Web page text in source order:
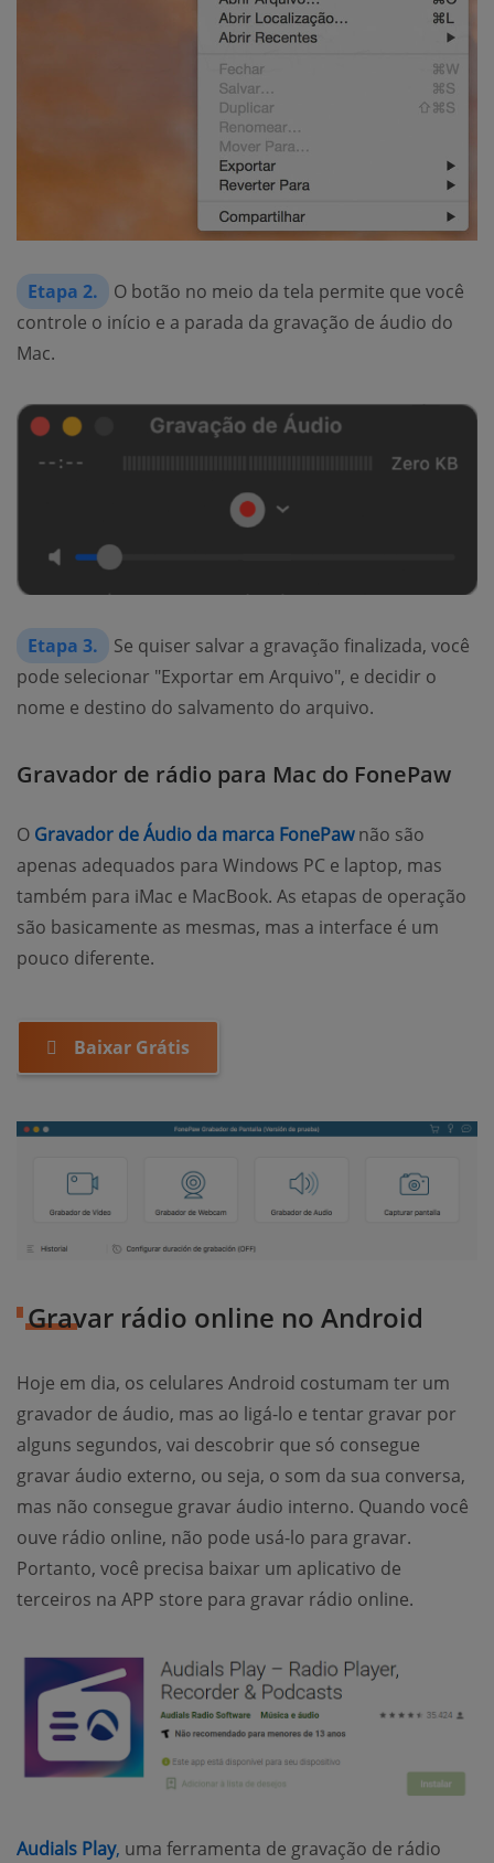
Etapa 2.
O botão no meio da tela permite que você
controle o início e a parada da gravação de áudio do
Mac.
Etapa 3.
Se quiser salvar a gravação finalizada, você
pode selecionar "Exportar em Arquivo", e decidir o
nome e destino do salvamento do arquivo.
Gravador de rádio para Mac do FonePaw
O Gravador de Áudio da marca FonePawnão são
apenas adequados para Windows PC e laptop, mas
também para iMac e MacBook. As etapas de operação
são basicamente as mesmas, mas a interface é um
pouco diferente.
Baixar Grátis
Gravar rádio online no Android
Hoje em dia, os celulares Android costumam ter um
gravador de áudio, mas ao ligá-lo e tentar gravar por
alguns segundos, vai descobrir que só consegue
gravar áudio externo, ou seja, o som da sua conversa,
mas não consegue gravar áudio interno. Quando você
ouve rádio online, não pode usá-lo para gravar.
Portanto, você precisa baixar um aplicativo de
terceiros na APP store para gravar rádio online.
Audials Play, uma ferramenta de gravação de rádio